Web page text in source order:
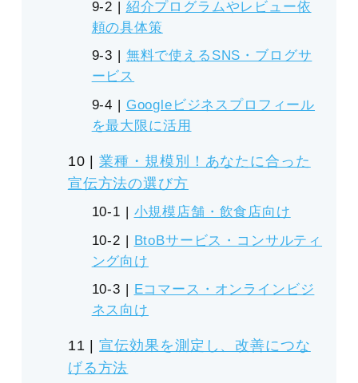
紹介プログラムやレビュー依
頼の具体策
無料で使えるSNS・ブログサ
ービス
Googleビジネスプロフィール
を最大限に活用
業種・規模別！あなたに合った
宣伝方法の選び方
小規模店舗・飲食店向け
BtoBサービス・コンサルティ
ング向け
Eコマース・オンラインビジ
ネス向け
宣伝効果を測定し、改善につな
げる方法